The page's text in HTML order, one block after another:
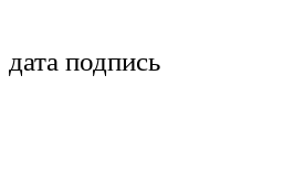
дата подпись